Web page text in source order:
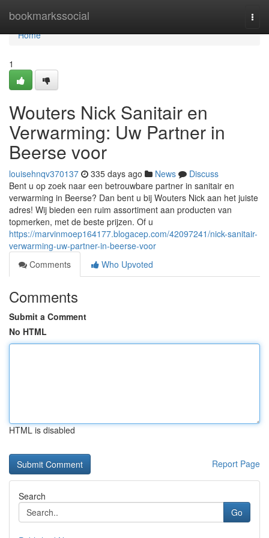
bookmarkssocial
Home
Home
1
Wouters Nick Sanitair en
Verwarming: Uw Partner in
Beerse voor
louisehnqv370137 335 days ago News
Discuss
Bent u op zoek naar een betrouwbare partner in sanitair en
verwarming in Beerse? Dan bent u bij Wouters Nick aan het juiste
adres! Wij bieden een ruim assortiment aan producten van
topmerken, met de beste prijzen. Of u
https://marvinmoep164177.blogacep.com/42097241/nick-sanitair-
verwarming-uw-partner-in-beerse-voor
Comments
Who Upvoted
Comments
Submit a Comment
No HTML
HTML is disabled
Report Page
Search
Go